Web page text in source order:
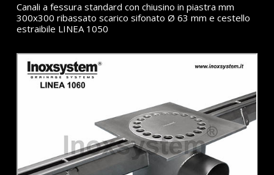
Canali a fessura standard con chiusino in piastra mm
300x300 ribassato scarico sifonato Ø 63 mm e cestello
estraibile LINEA 1050